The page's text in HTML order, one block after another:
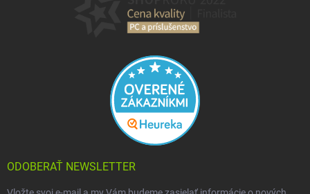
ODOBERAŤ NEWSLETTER